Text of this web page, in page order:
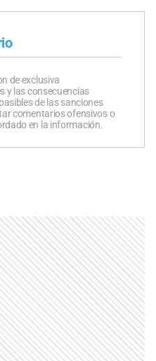
de exclusiva
y las consecuencias
de las sanciones
comentarios ofensivos o
en la información.